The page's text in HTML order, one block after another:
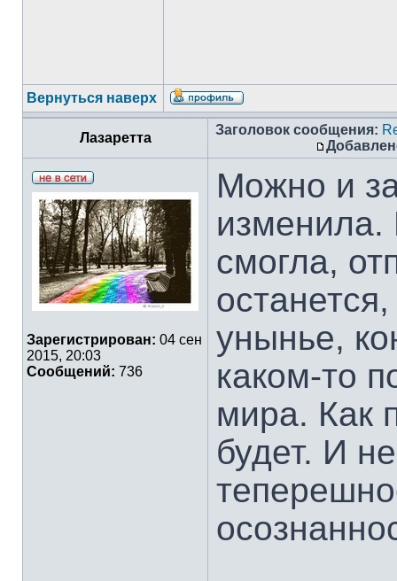
Вернуться наверх
Лазаретта
Заголовок сообщения:
Зарегистрирован: 04 сен
2015, 20:03
Сообщений: 736
Можно и
изменила.
смогла,
унынье,
каком-то
мира. Как
будет. И